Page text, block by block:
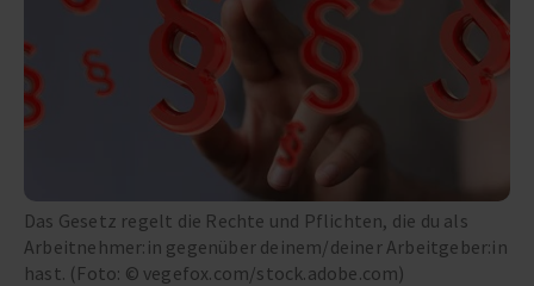
Das Gesetz regelt die Rechte und Pflichten, die du als
Arbeitnehmer:in gegenüber deinem/deiner Arbeitgeber:in
hast. (Foto: © vegefox.com/stock.adobe.com)